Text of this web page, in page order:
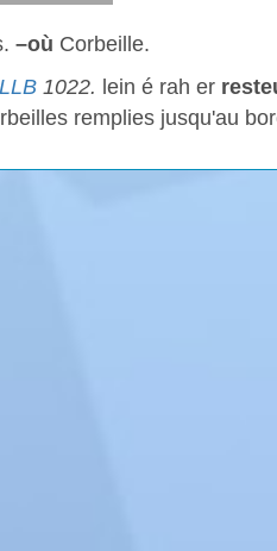
–où Corbeille.
LLB 1022. lein é rah er
remplies jusqu'au